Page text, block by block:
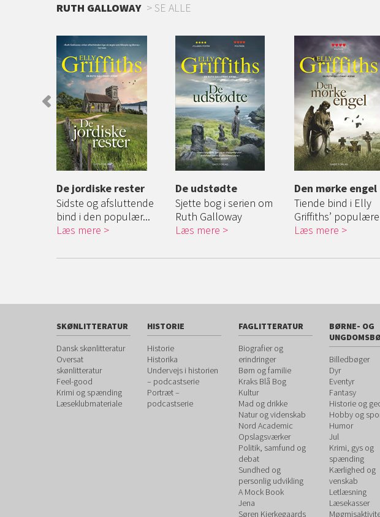
RUTH GALLOWAY SE ALLE
De jordiske rester
Sidste og afsluttende
bind i den populær...
Læs mere
De udstødte
Sjette bog i serien om
Ruth Galloway
Læs mere
Den mørke engel
Tiende bind i Elly
Griffiths’
Læs mere
SKØNLITTERATUR
Dansk skønlitteratur
Oversat
skønlitteratur
Feel-good
Krimi og spænding
Læseklubmateriale
HISTORIE
Historie
Historika
Undervejs i historien
– podcastserie
Portræt –
podcastserie
FAGLITTERATUR
Biografier og
erindringer
Børn og familie
Kraks Blå Bog
Kultur
Mad og drikke
Natur og videnskab
Nord Academic
Opslagsværker
Politik, samfund og
debat
Sundhed og
personlig udvikling
A Mock Book
Jena
Søren Kierkegaards
BØRNE- OG
Billedbøger
Dyr
Eventyr
Fantasy
Historie og
Hobby og
Humor
Jul
Krimi, gys og
spænding
Kærlighed og
venskab
Letlæsning
Læsekasser